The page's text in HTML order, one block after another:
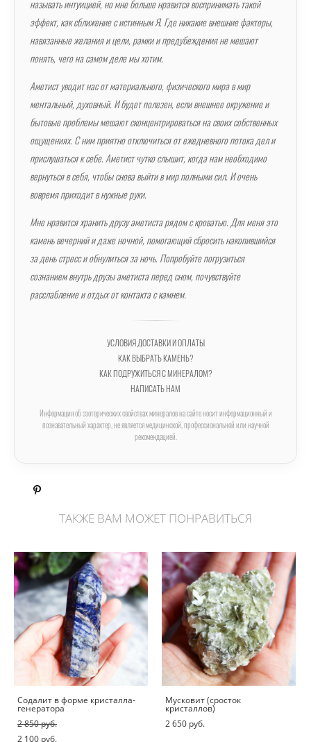
называть интуицией, но мне больше нравится воспринимать такой
эффект, как сближение с истинным Я. Где никакие внешние факторы,
навязанные желания и цели, рамки и предубеждения не мешают
понять, чего на самом деле мы хотим.
Аметист уводит нас от материального, физического мира в мир
ментальный, духовный. И будет полезен, если внешнее окружение и
бытовые проблемы мешают сконцентрироваться на своих собственных
ощущениях. С ним приятно отключиться от ежедневного потока дел и
прислушаться к себе. Аметист чутко слышит, когда нам необходимо
вернуться в себя, чтобы снова выйти в мир полными сил. И очень
вовремя приходит в нужные руки.
Мне нравится хранить друзу аметиста рядом с кроватью. Для меня это
камень вечерний и даже ночной, помогающий сбросить накопившийся
за день стресс и обнулиться за ночь. Попробуйте погрузиться
сознанием внутрь друзы аметиста перед сном, почувствуйте
расслабление и отдых от контакта с камнем.
УСЛОВИЯ ДОСТАВКИ И ОПЛАТЫ
КАК ВЫБРАТЬ КАМЕНЬ?
КАК ПОДРУЖИТЬСЯ С МИНЕРАЛОМ?
НАПИСАТЬ НАМ
Информация об эзотерических свойствах минералов на сайте носит информационный и
познавательный характер, не является медицинской, профессиональной или научной
рекомендацией.
ТАКЖЕ ВАМ МОЖЕТ ПОНРАВИТЬСЯ
Содалит в форме кристалла-
генератора
2 850 pуб.
2 100 pуб.
Мусковит (сросток
кристаллов)
2 650 pуб.